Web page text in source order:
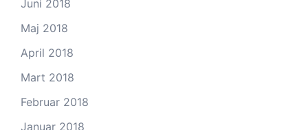
Juni 2018
Maj 2018
April 2018
Mart 2018
Februar 2018
Januar 2018